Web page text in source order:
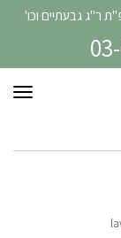
ר"ג גבעתיים וכו'